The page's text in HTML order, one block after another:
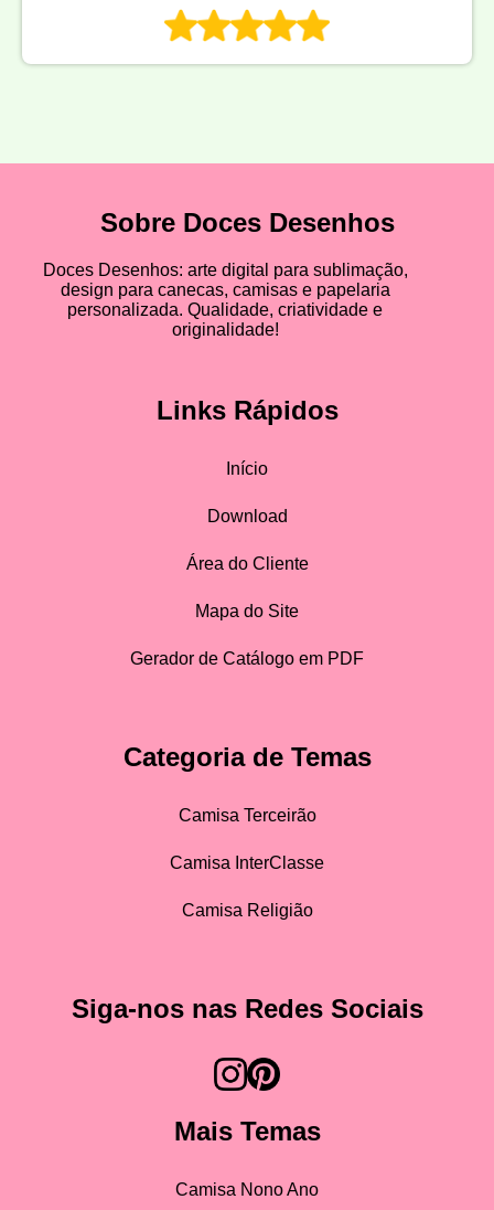
Sobre Doces Desenhos
Doces Desenhos: arte digital para sublimação,
design para canecas, camisas e papelaria
personalizada. Qualidade, criatividade e
originalidade!
Links Rápidos
Início
Download
Área do Cliente
Mapa do Site
Gerador de Catálogo em PDF
Categoria de Temas
Camisa Terceirão
Camisa InterClasse
Camisa Religião
Siga-nos nas Redes Sociais
Mais Temas
Camisa Nono Ano